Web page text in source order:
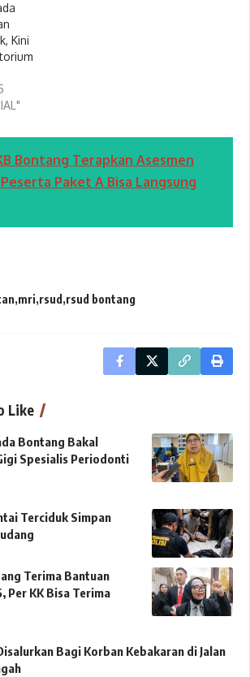
Kini
Bontang Terapkan Asesmen
Paket A Bisa Langsung
mri rsud rsud bontang
Like
Bontang Bakal
Spesialis Periodonti
Terciduk Simpan
Terima Bantuan
Per KK Bisa Terima
Bagi Korban Kebakaran di Jalan